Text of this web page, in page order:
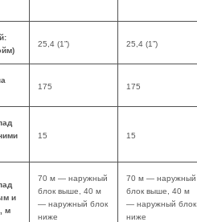
25,4 (1”) 25,4 (1”)
175 175
15 15
и
м
70 м — наружный
блок выше, 40 м
— наружный блок
ниже
70 м — наружный
блок выше, 40 м
— наружный блок
ниже